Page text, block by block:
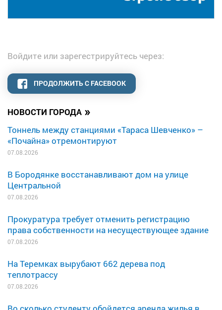
НОВОСТИ ГОРОДА »
Тоннель между станциями «Тараса Шевченко» –
«Почайна» отремонтируют
07.08.2026
В Бородянке восстанавливают дом на улице
Центральной
07.08.2026
Прокуратура требует отменить регистрацию
права собственности на несуществующее здание
07.08.2026
На Теремках вырубают 662 дерева под
теплотрассу
07.08.2026
Войдите или зарегестрируйтесь через:
ПРОДОЛЖИТЬ С FACEBOOK